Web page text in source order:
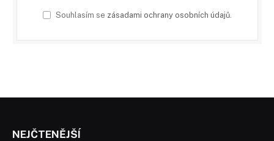
Souhlasím se zásadami ochrany osobních údajů
NEJČTENĚJŠÍ